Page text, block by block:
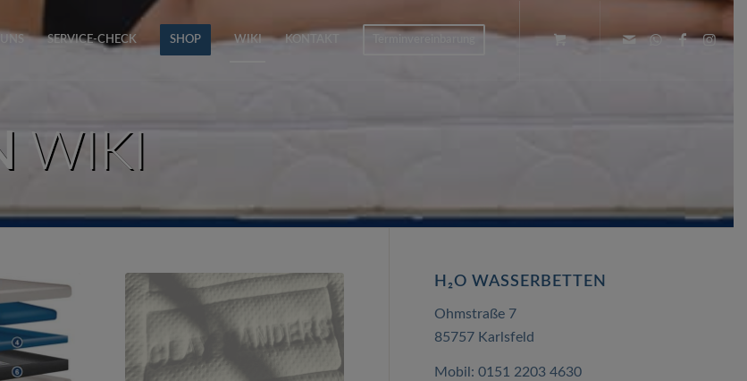
UNS SERVICE-CHECK SHOP WIKI KONTAKT
WIKI
H₂O WASSERBETTEN
Ohmstraße 7
85757 Karlsfeld
Mobil: 0151 2203 4630